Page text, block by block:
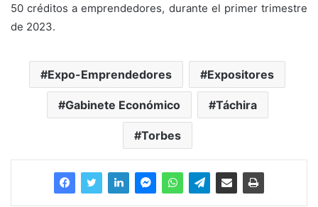
50 créditos a emprendedores, durante el primer trimestre
de 2023.
Expo-Emprendedores Expositores
Gabinete Económico Táchira
Torbes